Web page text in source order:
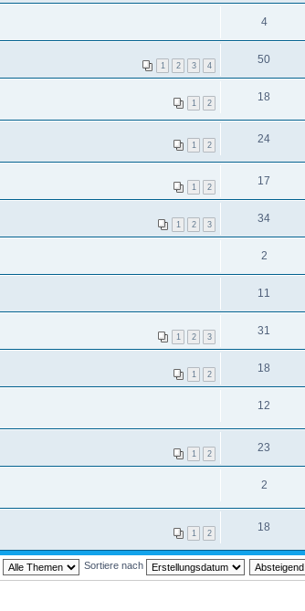
4
1 2 3 4 50
1 2 18
1 2 24
1 2 17
1 2 3 34
2
11
1 2 3 31
1 2 18
12
1 2 23
2
1 2 18
Sortiere nach